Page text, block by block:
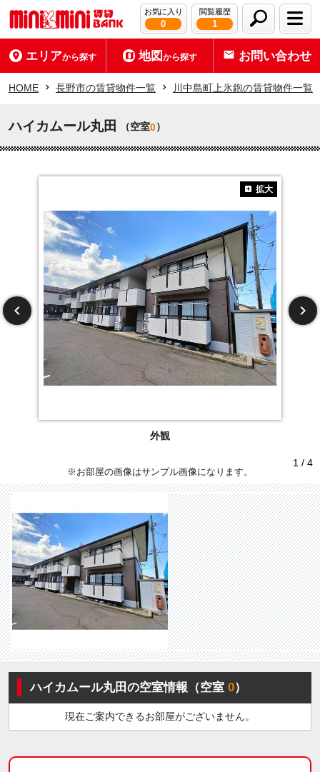
お気に入り
0
閲覧履歴
1
エリアから探す 地図から探す お問い合わせ
HOME 長野市の賃貸物件一覧 川中島町上氷鉋の賃貸物件一覧
ハイカムール丸田 （空室0）
外観
拡大
1 / 4
※お部屋の画像はサンプル画像になります。
ハイカムール丸田の空室情報（空室0）
現在ご案内できるお部屋がございません。